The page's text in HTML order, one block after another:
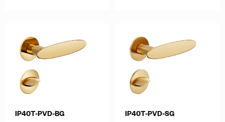
IP40T-PVD-BG IP40T-PVD-SG